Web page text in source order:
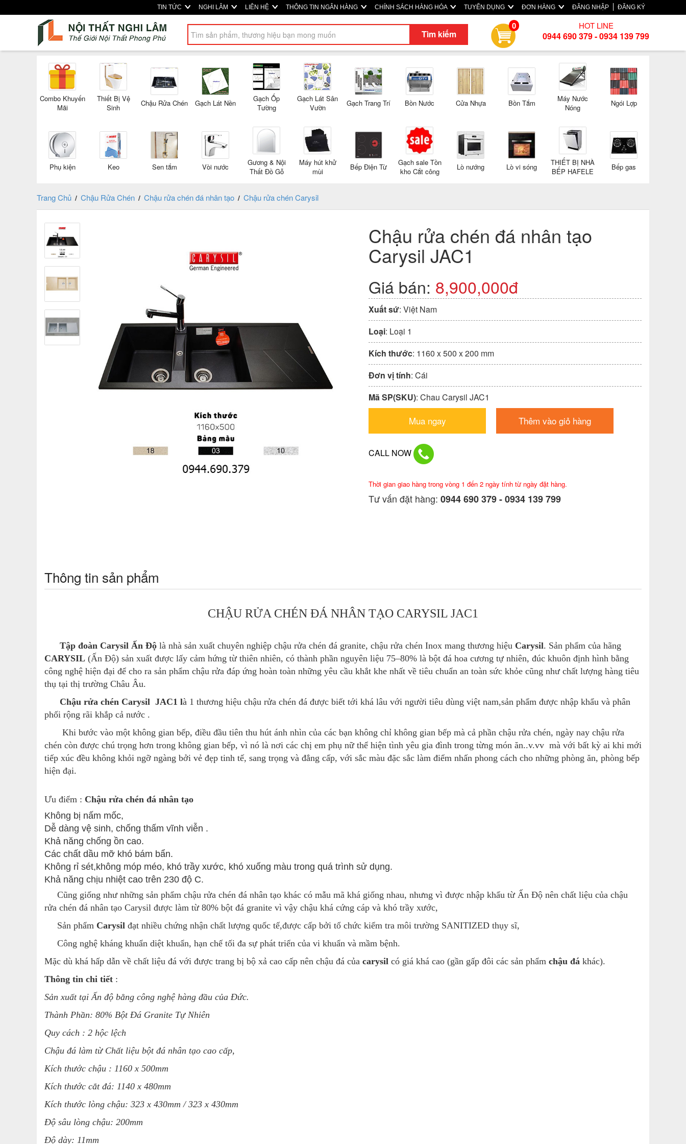
TIN TỨC NGHI LÂM LIÊN HỆ THÔNG TIN NGÂN HÀNG CHÍNH SÁCH HÀNG HÓA TUYỂN DỤNG ĐƠN HÀNG ĐĂNG NHẬP ĐĂNG KÝ
Tìm kiếm
0 HOT LINE
0944 690 379 - 0934 139 799
Combo Khuyến
Mãi
Thiết Bị Vệ
Sinh
Chậu Rửa Chén Gạch Lát Nền
Gạch Ốp
Tường
Gạch Lát Sân
Vườn
Gạch Trang Trí Bồn Nước Cửa Nhựa Bồn Tắm
Máy Nước
Nóng
Ngói Lợp
Phụ kiện Keo Sen tắm Vòi nước
Gương & Nội
Thất Đồ Gỗ
Máy hút khử
mùi
Bếp Điện Từ
Gạch sale Tồn
kho Cắt công
Lò nướng Lò vi sóng
THIẾT BỊ NHÀ
BẾP HAFELE
Bếp gas
Trang Chủ / Chậu Rửa Chén / Chậu rửa chén đá nhân tạo / Chậu rửa chén Carysil
Chậu rửa chén đá nhân tạo
Carysil JAC1
Giá bán: 8,900,000đ
Xuất sứ: Việt Nam
Loại: Loại 1
Kích thước: 1160 x 500 x 200 mm
Đơn vị tính: Cái
Mã SP(SKU): Chau Carysil JAC1
Mua ngay Thêm vào giỏ hàng
CALL NOW
Thời gian giao hàng trong vòng 1 đến 2 ngày tính từ ngày đặt hàng.
Tư vấn đặt hàng: 0944 690 379 - 0934 139 799
Thông tin sản phẩm
CHẬU RỬA CHÉN ĐÁ NHÂN TẠO CARYSIL JAC1
Tập đoàn Carysil Ấn Độ là nhà sản xuất chuyên nghiệp chậu rửa chén đá granite, chậu rửa chén Inox mang thương hiệu Carysil. Sản phẩm của hãng
CARYSIL (Ấn Độ) sản xuất được lấy cảm hứng từ thiên nhiên, có thành phần nguyên liệu 75–80% là bột đá hoa cương tự nhiên, đúc khuôn định hình bằng
công nghệ hiện đại để cho ra sản phẩm chậu rửa đáp ứng hoàn toàn những yêu cầu khắt khe nhất về tiêu chuẩn an toàn sức khỏe cũng như chất lượng hàng tiêu
thụ tại thị trường Châu Âu.
Chậu rửa chén Carysil JAC1 là 1 thương hiệu chậu rửa chén đá được biết tới khá lâu với người tiêu dùng việt nam,sản phẩm được nhập khẩu và phân
phối rộng rãi khắp cả nước .
Khi bước vào một không gian bếp, điều đầu tiên thu hút ánh nhìn của các bạn không chỉ không gian bếp mà cả phần chậu rửa chén, ngày nay chậu rửa
chén còn được chú trọng hơn trong không gian bếp, vì nó là nơi các chị em phụ nữ thể hiện tình yêu gia đình trong từng món ăn..v.vv mà với bất kỳ ai khi mới
tiếp xúc đều không khỏi ngỡ ngàng bởi vẻ đẹp tinh tế, sang trọng và đẳng cấp, với sắc màu đặc sắc làm điểm nhấn phong cách cho những phòng ăn, phòng bếp
hiện đại.
Ưu điểm : Chậu rửa chén đá nhân tạo
Không bị nấm mốc,
Dễ dàng vệ sinh, chống thấm vĩnh viễn .
Khả năng chống ồn cao.
Các chất dầu mỡ khó bám bẩn.
Không rỉ sét,không móp méo, khó trầy xước, khó xuống màu trong quá trình sử dụng.
Khả năng chịu nhiệt cao trên 230 độ C.
Cũng giống như những sản phẩm chậu rửa chén đá nhân tạo khác có mẫu mã khá giống nhau, nhưng vì được nhập khẩu từ Ấn Độ nên chất liệu của chậu
rửa chén đá nhân tạo Carysil được làm từ 80% bột đá granite vì vậy chậu khá cứng cáp và khó trầy xước,
Sản phẩm Carysil đạt nhiều chứng nhận chất lượng quốc tế,được cấp bởi tổ chức kiểm tra môi trường SANITIZED thụy sĩ,
Công nghệ kháng khuẩn diệt khuẩn, hạn chế tối đa sự phát triển của vi khuẩn và mầm bệnh.
Mặc dù khá hấp dẫn về chất liệu đá với được trang bị bộ xả cao cấp nên chậu đá của carysil có giá khá cao (gần gấp đôi các sản phẩm chậu đá khác).
Thông tin chi tiết :
Sản xuất tại Ấn độ bằng công nghệ hàng đầu của Đức.
Thành Phần: 80% Bột Đá Granite Tự Nhiên
Quy cách : 2 hộc lệch
Chậu đá làm từ Chất liệu bột đá nhân tạo cao cấp,
Kích thước chậu : 1160 x 500mm
Kích thước cắt đá: 1140 x 480mm
Kích thước lòng chậu: 323 x 430mm / 323 x 430mm
Độ sâu lòng chậu: 200mm
Độ dày: 11mm